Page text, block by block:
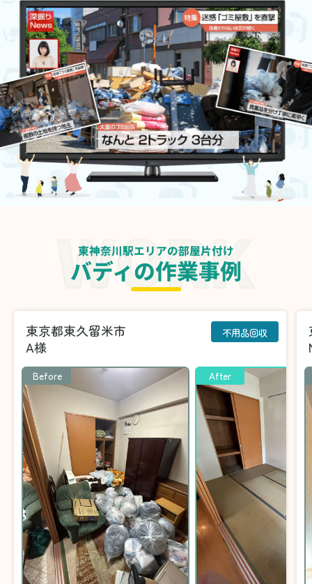
東神奈川駅エリアの部屋片付け
バディの作業事例
東京都東久留米市
A様
不用品回収
Before After